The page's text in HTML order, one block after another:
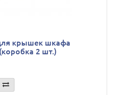
крышек шкафа
2 шт.)